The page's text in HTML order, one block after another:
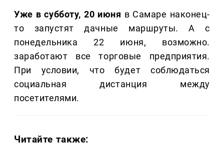
Уже в субботу, 20 июня в Самаре наконец-
то запустят дачные маршруты. А с
понедельника 22 июня, возможно.
заработают все торговые предприятия.
При условии, что будет соблюдаться
социальная дистанция между
посетителями.
Читайте также: